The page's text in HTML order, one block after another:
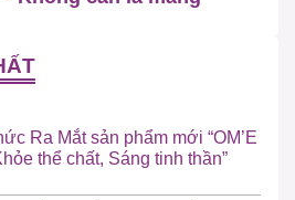
Ra Mắt sản phẩm mới “OM’E
thể chất, Sáng tinh thần”